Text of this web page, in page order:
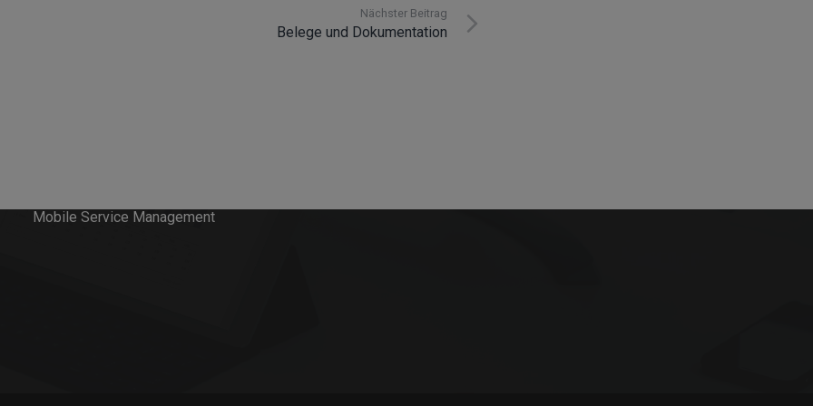
Nächster Beitrag
Belege und Dokumentation
Mobile Service Management
info@innosoft.de